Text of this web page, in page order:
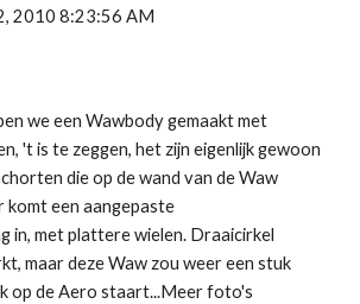
2010 8:23:56 AM
we een Wawbody gemaakt met
't is te zeggen, het zijn eigenlijk gewoon
die op de wand van de Waw
komt een aangepaste
in, met plattere wielen. Draaicirkel
maar deze Waw zou weer een stuk
op de Aero staart...Meer foto's